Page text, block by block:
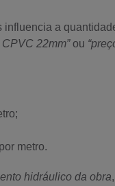
a
CPVC 22mm”ou
metro.
hidráulico da obra